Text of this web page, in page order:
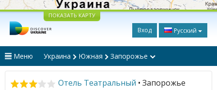
ПОКАЗАТЬ КАРТУ
Вход Русский
Меню Украина Южная Запорожье
Отель Театральный • Запорожье